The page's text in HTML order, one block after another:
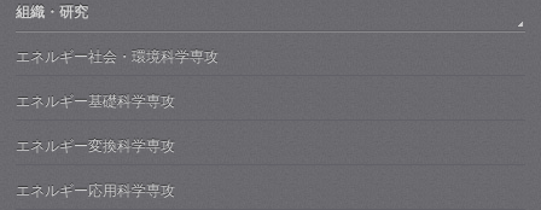
組織・研究
エネルギー社会・環境科学専攻
エネルギー基礎科学専攻
エネルギー変換科学専攻
エネルギー応用科学専攻